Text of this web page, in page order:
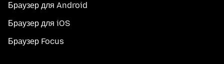
Браузер для Android
Браузер для iOS
Браузер Focus